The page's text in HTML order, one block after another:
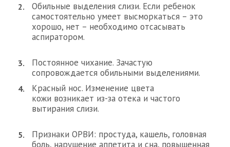
Обильные выделения слизи. Если ребенок
самостоятельно умеет высморкаться – это
хорошо, нет – необходимо отсасывать
аспиратором.
Постоянное чихание. Зачастую
сопровождается обильными выделениями.
Красный нос. Изменение цвета
кожи возникает из-за отека и частого
вытирания слизи.
Признаки ОРВИ: простуда, кашель, головная
боль, нарушение аппетита и сна, повышенная